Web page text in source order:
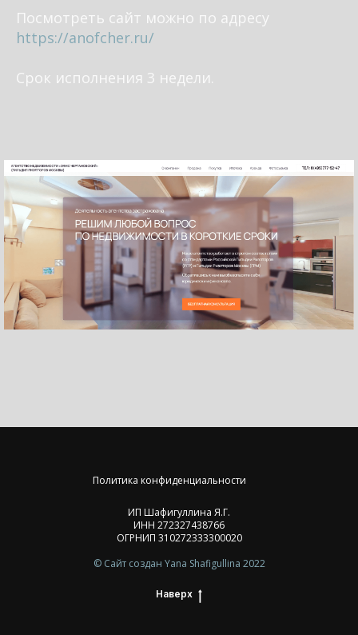
Посмотреть сайт можно по адресу
https://anofcher.ru/
Срок исполнения 3 недели.
Политика конфиденциальности
ИП Шафигуллина Я.Г.
ИНН 272327438766
ОГРНИП 310272333300020
© Сайт создан Yana Shafigullina 2022
Наверх